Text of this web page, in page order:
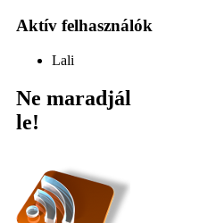
Aktív felhasználók
Lali
Ne maradjál
le!